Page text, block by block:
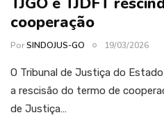
cooperação
PorSINDOJUS-GO 19/03/2026
O Tribunal de Justiça do
a rescisão do termo de
de Justiça…